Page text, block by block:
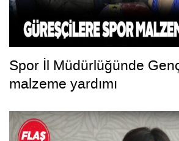
Spor İl Müdürlüğünde
malzeme yardımı